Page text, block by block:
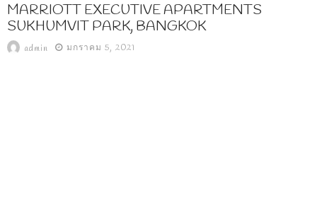
MARRIOTT EXECUTIVE APARTMENTS
SUKHUMVIT PARK, BANGKOK
admin มกราคม 5, 2021